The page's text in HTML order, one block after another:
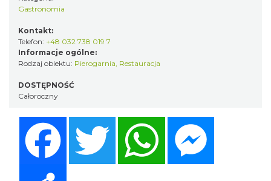
Gastronomia
Kontakt:
Telefon: +48 032 738 019 7
Informacje ogólne:
Rodzaj obiektu: Pierogarnia, Restauracja
DOSTĘPNOŚĆ
Całoroczny
Twitter WhatsApp